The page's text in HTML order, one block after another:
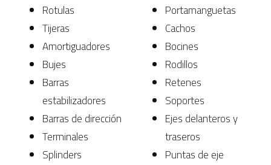
Rotulas
Tijeras
Amortiguadores
Bujes
Barras
estabilizadores
Barras de dirección
Terminales
Splinders
Portamanguetas
Cachos
Bocines
Rodillos
Retenes
Soportes
Ejes delanteros y
traseros
Puntas de eje